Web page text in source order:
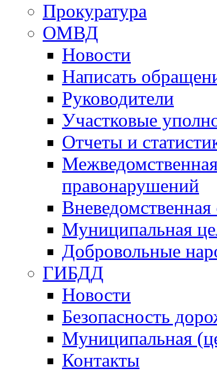
Прокуратура
ОМВД
Новости
Написать
Руководители
Участковые
Отчеты и
правонарушений
Вневедомственная
Муниципальная
Добровольные
ГИБДД
Новости
Безопасность
Муниципальная
Контакты